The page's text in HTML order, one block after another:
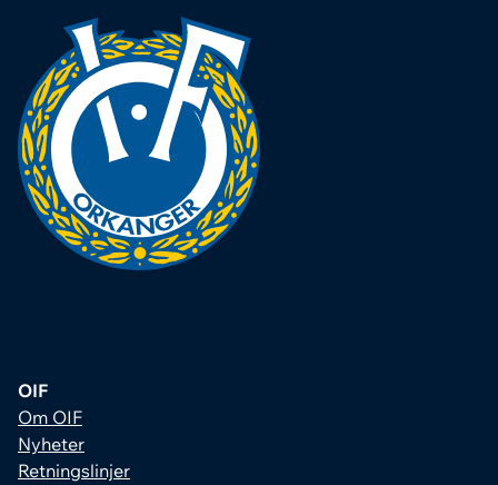
OIF
Om OIF
Nyheter
Retningslinjer